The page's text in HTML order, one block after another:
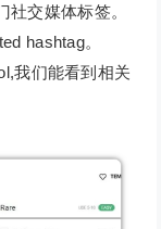
交媒体标签。
hashtag。
我们能看到相关